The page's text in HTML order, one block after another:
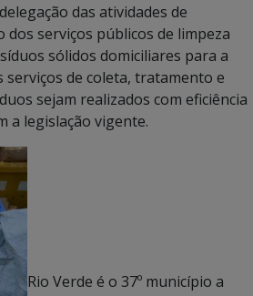
das atividades de
dos serviços públicos de limpeza
sólidos domiciliares para a
serviços de coleta, tratamento e
sejam realizados com eficiência
a legislação vigente.
Rio Verde é o 37º município a